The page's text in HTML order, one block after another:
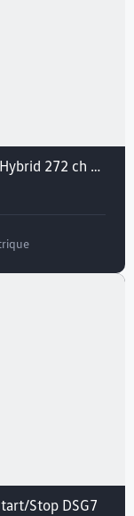
CUPRA FORMENTOR — Formentor eHybrid 272 ch DSG6
Stop DSG7